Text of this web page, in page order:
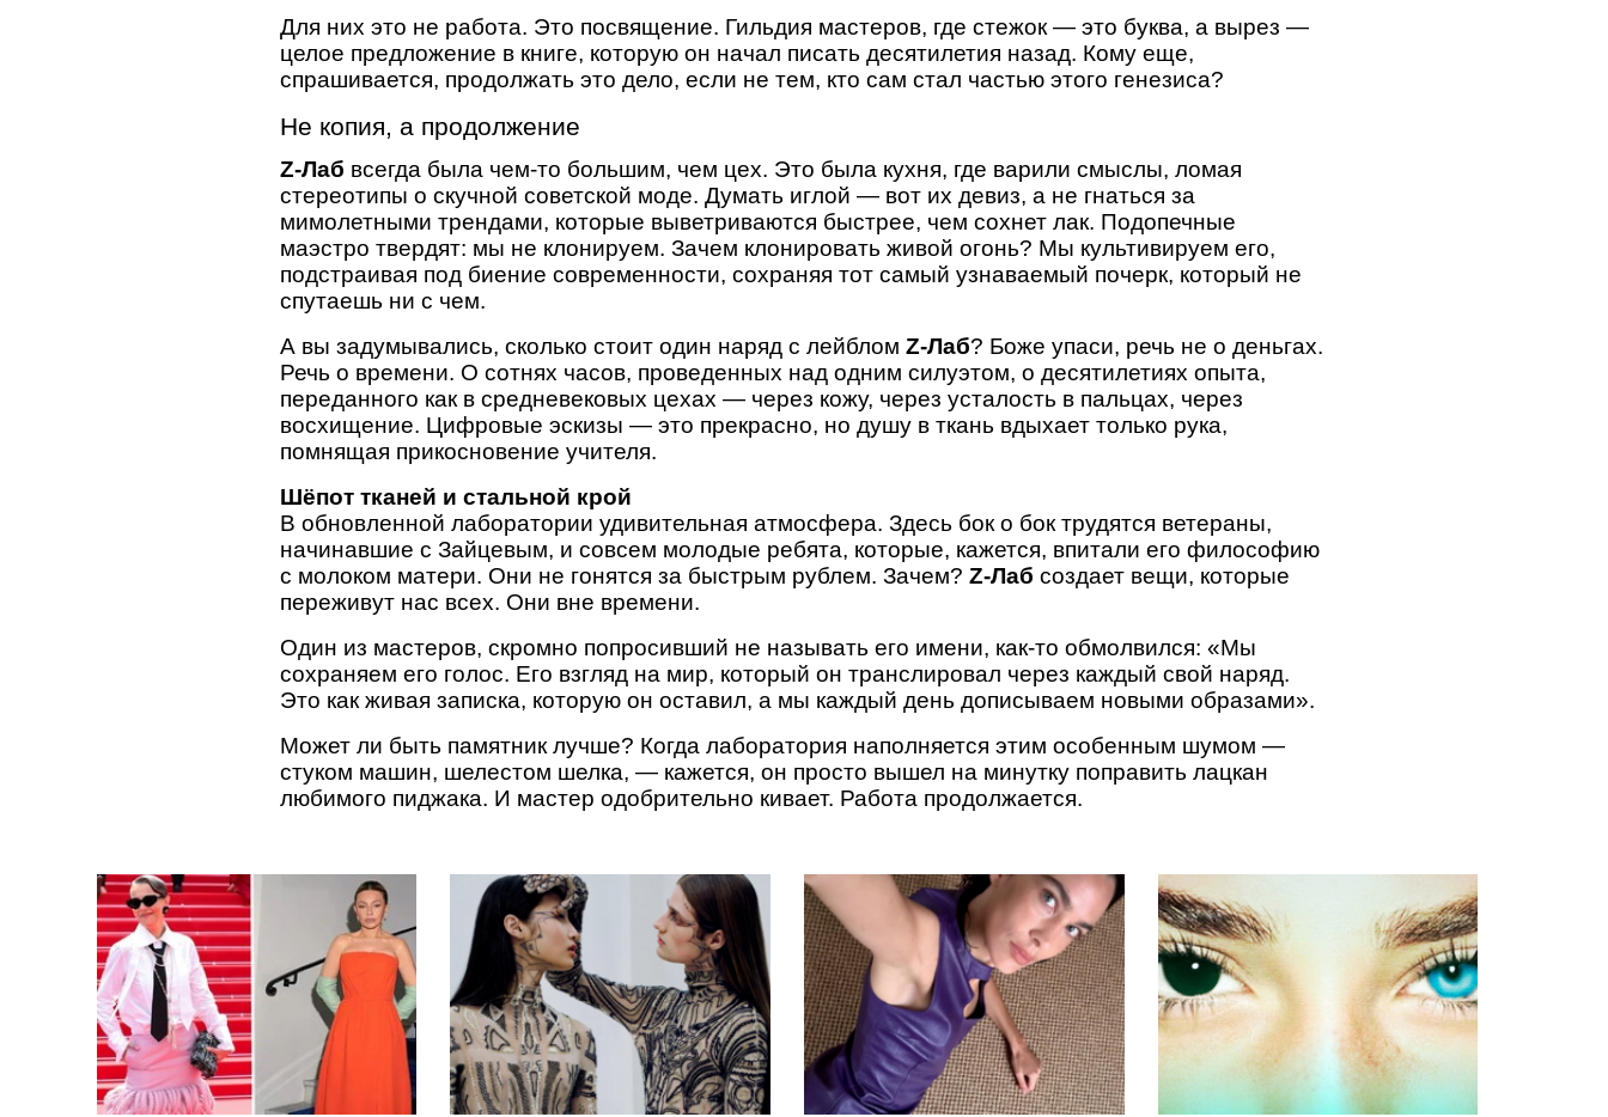
Для них это не работа. Это посвящение. Гильдия мастеров, где стежок — это буква, а вырез —
целое предложение в книге, которую он начал писать десятилетия назад. Кому еще,
спрашивается, продолжать это дело, если не тем, кто сам стал частью этого генезиса?
Не копия, а продолжение
Z-Лаб всегда была чем-то большим, чем цех. Это была кухня, где варили смыслы, ломая
стереотипы о скучной советской моде. Думать иглой — вот их девиз, а не гнаться за
мимолетными трендами, которые выветриваются быстрее, чем сохнет лак. Подопечные
маэстро твердят: мы не клонируем. Зачем клонировать живой огонь? Мы культивируем его,
подстраивая под биение современности, сохраняя тот самый узнаваемый почерк, который не
спутаешь ни с чем.
А вы задумывались, сколько стоит один наряд с лейбломZ-Лаб? Боже упаси, речь не о деньгах.
Речь о времени. О сотнях часов, проведенных над одним силуэтом, о десятилетиях опыта,
переданного как в средневековых цехах — через кожу, через усталость в пальцах, через
восхищение. Цифровые эскизы — это прекрасно, но душу в ткань вдыхает только рука,
помнящая прикосновение учителя.
Шёпот тканей и стальной крой
В обновленной лаборатории удивительная атмосфера. Здесь бок о бок трудятся ветераны,
начинавшие с Зайцевым, и совсем молодые ребята, которые, кажется, впитали его философию
с молоком матери. Они не гонятся за быстрым рублем. Зачем?Z-Лаб создает вещи, которые
переживут нас всех. Они вне времени.
Один из мастеров, скромно попросивший не называть его имени, как-то обмолвился: «Мы
сохраняем его голос. Его взгляд на мир, который он транслировал через каждый свой наряд.
Это как живая записка, которую он оставил, а мы каждый день дописываем новыми образами».
Может ли быть памятник лучше? Когда лаборатория наполняется этим особенным шумом —
стуком машин, шелестом шелка, — кажется, он просто вышел на минутку поправить лацкан
любимого пиджака. И мастер одобрительно кивает. Работа продолжается.